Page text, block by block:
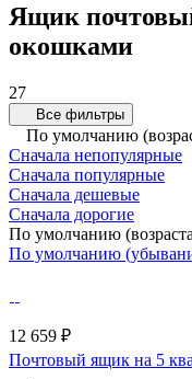
Ящик
окошками
27
Все фильтры
По умолчанию
Сначала непопулярные
Сначала популярные
Сначала дешевые
Сначала дорогие
По умолчанию
По умолчанию
12 659 ₽
Почтовый ящик на 5